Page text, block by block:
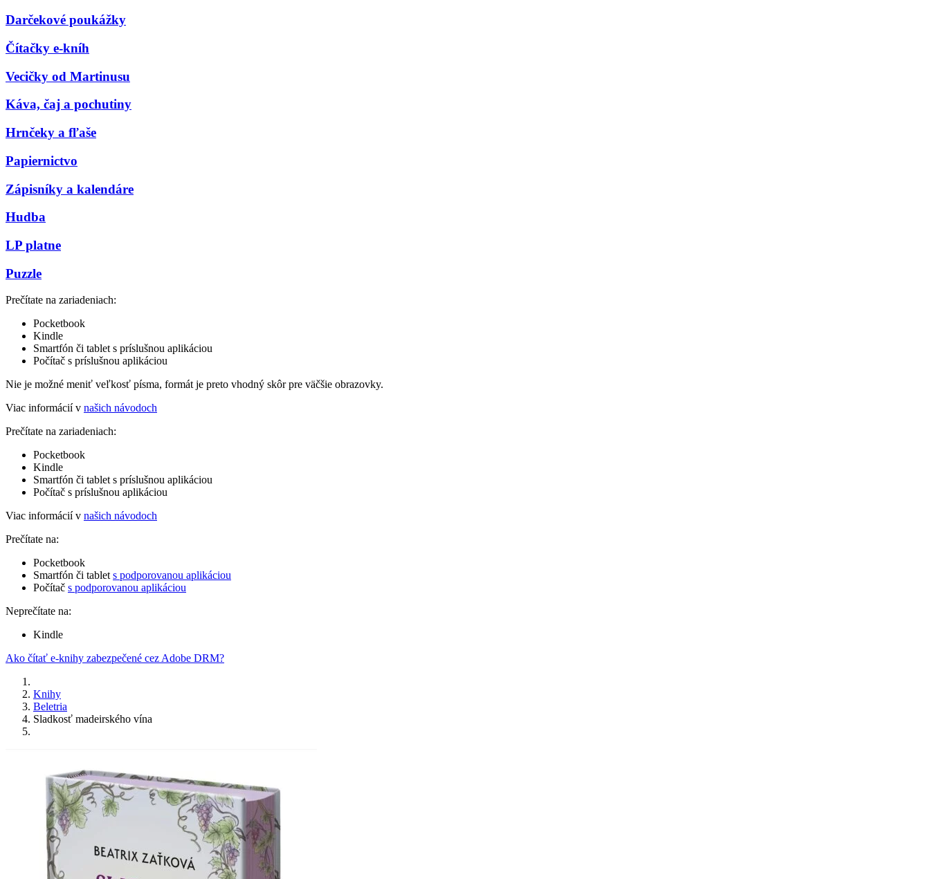
Darčekové poukážky
Čítačky e-kníh
Vecičky od Martinusu
Káva, čaj a pochutiny
Hrnčeky a fľaše
Papiernictvo
Zápisníky a kalendáre
Hudba
LP platne
Puzzle
Prečítate na zariadeniach:
Pocketbook
Kindle
Smartfón či tablet s príslušnou aplikáciou
Počítač s príslušnou aplikáciou
Nie je možné meniť veľkosť písma, formát je preto vhodný skôr pre väčšie obrazovky.
Viac informácií v našich návodoch
Prečítate na zariadeniach:
Pocketbook
Kindle
Smartfón či tablet s príslušnou aplikáciou
Počítač s príslušnou aplikáciou
Viac informácií v našich návodoch
Prečítate na:
Pocketbook
Smartfón či tablet s podporovanou aplikáciou
Počítač s podporovanou aplikáciou
Neprečítate na:
Kindle
Ako čítať e-knihy zabezpečené cez Adobe DRM?
Knihy
Beletria
Sladkosť madeirského vína